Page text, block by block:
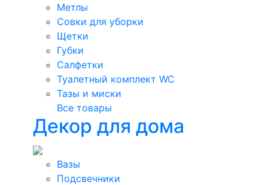
Метлы
Совки для уборки
Щетки
Губки
Салфетки
Туалетный комплект WC
Тазы и миски
Все товары
Декор для дома
Вазы
Подсвечники